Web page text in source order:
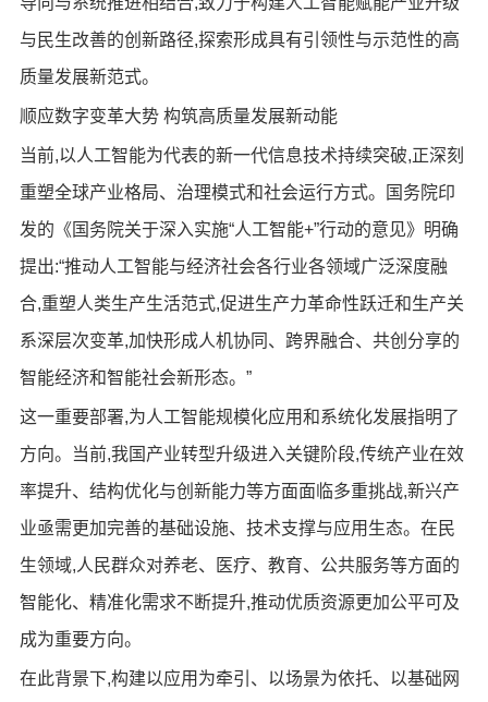
与民生改善的创新路径,探索形成具有引领性与示范性的高
质量发展新范式。
顺应数字变革大势 构筑高质量发展新动能
当前,以人工智能为代表的新一代信息技术持续突破,正深刻
重塑全球产业格局、治理模式和社会运行方式。国务院印
发的《国务院关于深入实施“人工智能+”行动的意见》明确
提出:“推动人工智能与经济社会各行业各领域广泛深度融
合,重塑人类生产生活范式,促进生产力革命性跃迁和生产关
系深层次变革,加快形成人机协同、跨界融合、共创分享的
智能经济和智能社会新形态。”
这一重要部署,为人工智能规模化应用和系统化发展指明了
方向。当前,我国产业转型升级进入关键阶段,传统产业在效
率提升、结构优化与创新能力等方面面临多重挑战,新兴产
业亟需更加完善的基础设施、技术支撑与应用生态。在民
生领域,人民群众对养老、医疗、教育、公共服务等方面的
智能化、精准化需求不断提升,推动优质资源更加公平可及
成为重要方向。
在此背景下,构建以应用为牵引、以场景为依托、以基础网